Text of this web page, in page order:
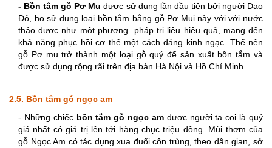
- Bồn tắm gỗ Pơ Mu được sử dụng lần đầu tiên bởi người Dao
Đỏ, họ sử dụng loại bồn tắm bằng gỗ Pơ Mui này với với nước
thảo dược như một phương  pháp trị liệu hiệu quả, mang đến
khả năng phục hồi cơ thể một cách đáng kinh ngạc. Thế nên
gỗ Pơ mu trở thành một loại gỗ quý để sản xuất bồn tắm và
được sử dụng rộng rãi trên địa bàn Hà Nội và Hồ Chí Minh.
2.5. Bồn tắm gỗ ngọc am
- Những chiếc bồn tắm gỗ ngọc am được người ta coi là quý
giá nhất có giá trị lên tới hàng chục triệu đồng. Mùi thơm của
gỗ Ngọc Am có tác dụng xua đuổi côn trùng, theo dân gian, sở